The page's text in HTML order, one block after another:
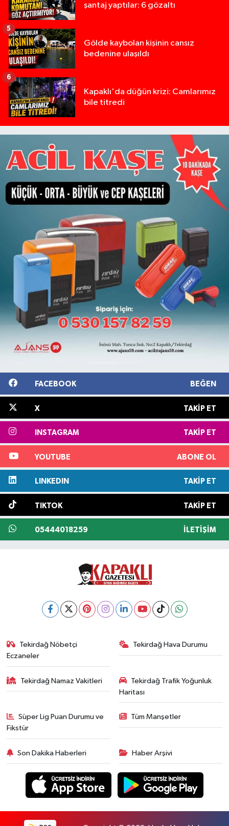
şantaj yaptılar: 6 gözaltı
Gölde kaybolan kişinin cansız
bedenine ulaşıldı
5
Kapaklı'da düğün krizi: Camlarımız
bile titredi
6
FACEBOOK BEĞEN
X TAKIP ET
INSTAGRAM TAKIP ET
YOUTUBE ABONE OL
LINKEDIN TAKIP ET
TIKTOK TAKIP ET
05444018259 İLETIŞIM
Tekirdağ Nöbetçi
Eczaneler
Tekirdağ Hava Durumu
Tekirdağ Namaz Vakitleri
Tekirdağ Trafik Yoğunluk
Haritası
Süper Lig Puan Durumu ve
Fikstür
Tüm Manşetler
Son Dakika Haberleri Haber Arşivi